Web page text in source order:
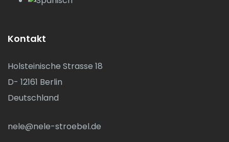
Kontakt
Holsteinische Strasse 18
D- 12161 Berlin
Deutschland
nele@nele-stroebel.de